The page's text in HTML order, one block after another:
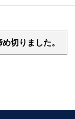
切りました。